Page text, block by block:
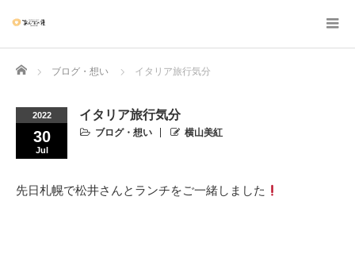
Home ブログ・想い イタリア旅行気分
2022
30
Jul
イタリア旅行気分
ブログ・想い 横山美紅
先日札幌で松井さんとランチをご一緒しました